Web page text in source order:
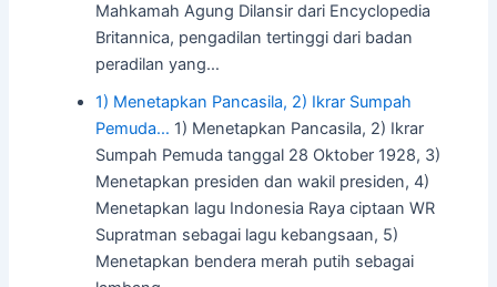
Mahkamah Agung Dilansir dari Encyclopedia
Britannica, pengadilan tertinggi dari badan
peradilan yang…
1) Menetapkan Pancasila, 2) Ikrar Sumpah
Pemuda… 1) Menetapkan Pancasila, 2) Ikrar
Sumpah Pemuda tanggal 28 Oktober 1928, 3)
Menetapkan presiden dan wakil presiden, 4)
Menetapkan lagu Indonesia Raya ciptaan WR
Supratman sebagai lagu kebangsaan, 5)
Menetapkan bendera merah putih sebagai